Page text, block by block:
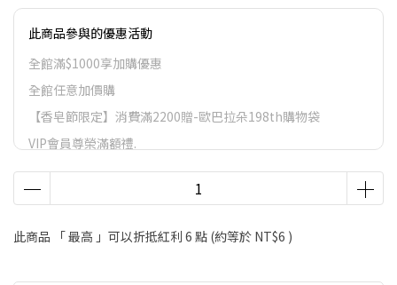
此商品參與的優惠活動
全館滿$1000享加購優惠
全館任意加價購
【香皂節限定】消費滿2200贈-歐巴拉朵198th購物袋
VIP會員尊榮滿額禮.
VIP會員尊榮滿額禮
此商品 「 最高 」可以折抵紅利 6 點 (約等於 NT$6 )